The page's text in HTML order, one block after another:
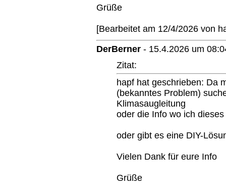
Grüße
[Bearbeitet am 12/4/2026 von
DerBerner - 15.4.2026 um
Zitat:
hapf hat geschrieben: Da
(bekanntes Problem)
Klimasaugleitung
oder die Info wo ich
oder gibt es eine DIY-
Vielen Dank für eure Info
Grüße